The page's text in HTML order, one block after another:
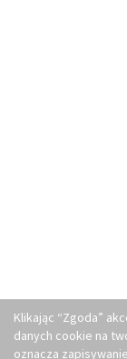
Klikając “Zgoda”
danych cookie na
oznacza